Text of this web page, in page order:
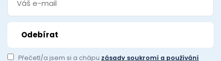
Přečetl/a jsem si a chápu zásady soukromí a používání